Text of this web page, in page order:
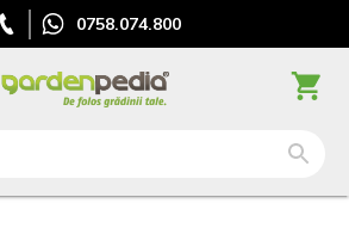
0758.074.800